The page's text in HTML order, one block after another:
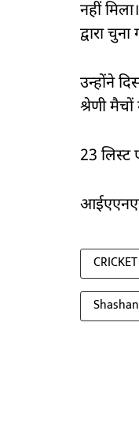
नहीं
द्वारा चुना
उन्होंने
श्रेणी
23
CRICKET